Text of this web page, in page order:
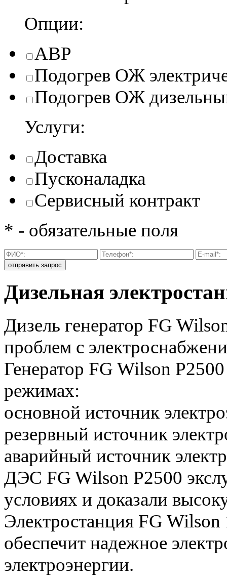
Опции:
АВР
Подогрев ОЖ
Подогрев ОЖ
Услуги:
Доставка
Пусконаладка
Сервисный контракт
* - обязательные поля
Дизельная
Дизель генератор FG
проблем с
Генератор FG Wilson
режимах:
основной источник
резервный источник
аварийный источник
ДЭС FG Wilson P2500
условиях и доказали
Электростанция FG Wilson
обеспечит надежное
электроэнергии.